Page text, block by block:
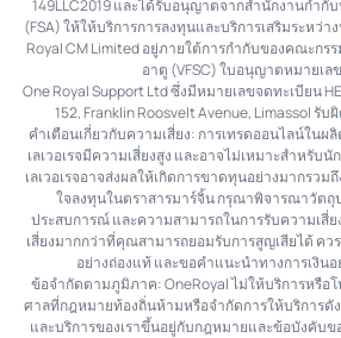
149LLC2019 และได้รับอนุญาตจากสำนักงานกำกับ
(FSA) ให้ให้บริการการลงทุนและบริการเสริมระหว่
Royal CM Limited อยู่ภายใต้การกำกับของคณะกร
อาตู (VFSC) ใบอนุญาตหมายเล
One Royal Support Ltd ซึ่งมีหมายเลขจดทะเบียน
152, Franklin Roosvelt Avenue, Limassol รั
คำเตือนเกี่ยวกับความเสี่ยง: การเทรดออนไลน์ใน
เลเวอเรจมีความเสี่ยงสูง และอาจไม่เหมาะสำหรับ
เลเวอเรจอาจส่งผลให้เกิดการขาดทุนอย่างมากรว
ใจลงทุนในตราสารมาร์จิ้น กรุณาพิจารณาวัตถุ
ประสบการณ์ และความสามารถในการรับความเสี่
เสี่ยงมากกว่าที่คุณสามารถยอมรับการสูญเสียได้ คว
อย่างถ่องแท้ และขอคำแนะนำทางการเงิน
ข้อจำกัดตามภูมิภาค: OneRoyal ไม่ให้บริการหรือ
ศาลที่กฎหมายท้องถิ่นห้ามหรือจำกัดการให้บริการดั
และบริการของเราขึ้นอยู่กับกฎหมายและข้อบังคับ